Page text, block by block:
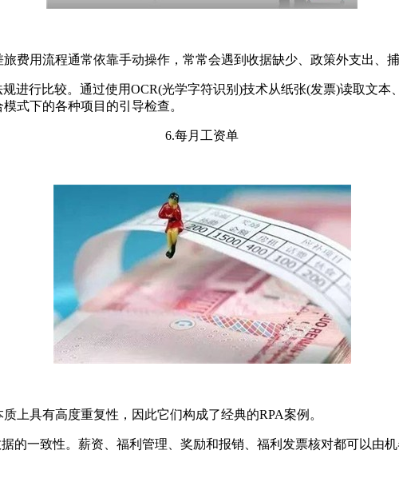
费用流程通常依靠手动操作，常常会遇到收据缺少、政策外支出、
进行比较。通过使用OCR(光学字符识别)技术从纸张(发票)读取文
式下的各种项目的引导检查。
6.每月工资单
上具有高度重复性，因此它们构成了经典的RPA案例。
的一致性。薪资、福利管理、奖励和报销、福利发票核对都可以由